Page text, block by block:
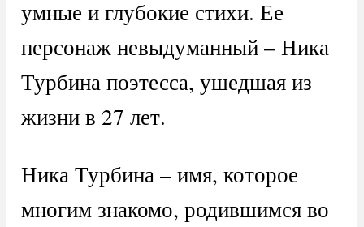
умные и глубокие стихи. Ее
персонаж невыдуманный – Ника
Турбина поэтесса, ушедшая из
жизни в 27 лет.
Ника Турбина – имя, которое
многим знакомо, родившимся во